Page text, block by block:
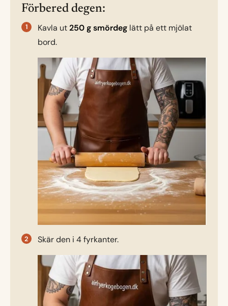
Förbered degen:
Kavla ut250 g smördeg lätt på ett mjölat
bord.
Skär den i 4 fyrkanter.